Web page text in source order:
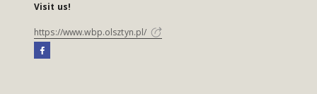
Visit us!
https://www.wbp.olsztyn.pl/